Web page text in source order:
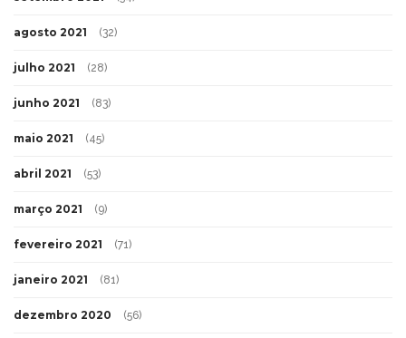
agosto 2021 (32)
julho 2021 (28)
junho 2021 (83)
maio 2021 (45)
abril 2021 (53)
março 2021 (9)
fevereiro 2021 (71)
janeiro 2021 (81)
dezembro 2020 (56)